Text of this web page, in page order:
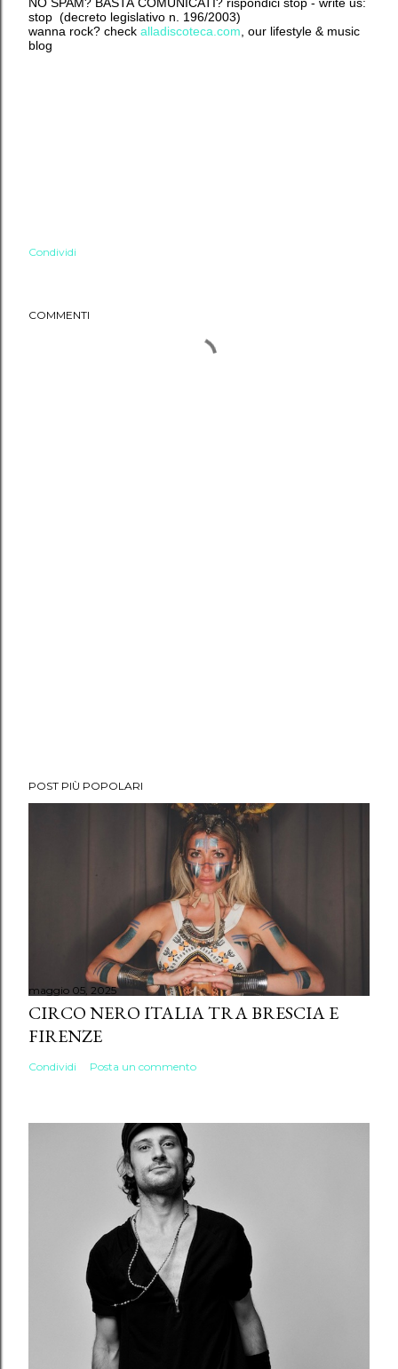
stop (decreto legislativo n. 196/2003)
wanna rock? check alladiscoteca.com , our lifestyle & music
blog
Condividi
COMMENTI
POST PIÙ POPOLARI
maggio 05, 2025
CIRCO NERO ITALIA TRA BRESCIA E
FIRENZE
Condividi Posta un commento